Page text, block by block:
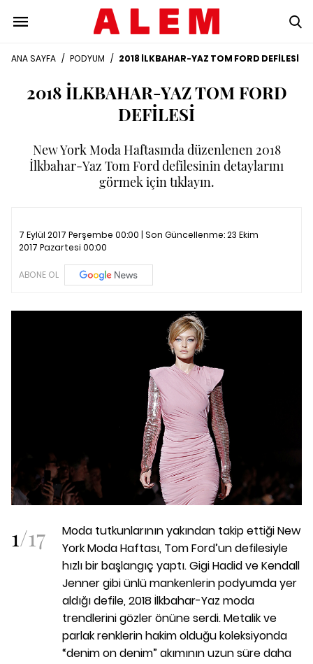
ANA SAYFA / PODYUM / 2018 İLKBAHAR-YAZ TOM FORD DEFİLESİ
2018 İLKBAHAR-YAZ TOM FORD
DEFİLESİ
New York Moda Haftasında düzenlenen 2018
İlkbahar-Yaz Tom Ford defilesinin detaylarını
görmek için tıklayın.
7 Eylül 2017 Perşembe 00:00 | Son Güncellenme:23 Ekim
2017 Pazartesi 00:00
ABONE OL
1/17
Moda tutkunlarının yakından takip ettiği New
York Moda Haftası, Tom Ford’un defilesiyle
hızlı bir başlangıç yaptı. Gigi Hadid ve Kendall
Jenner gibi ünlü mankenlerin podyumda yer
aldığı defile, 2018 İlkbahar-Yaz moda
trendlerini gözler önüne serdi. Metalik ve
parlak renklerin hakim olduğu koleksiyonda
“denim on denim” akımının uzun süre daha